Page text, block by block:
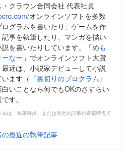
クラウン合同会社 代表社員
オンラインソフトを多数
グラムを書いたり、ゲームを作
記事を執筆したり、マンガを描い
説を書いたりしています。「めも
ーなー 」でオンラインソフト大賞
最近は、小説家デビューして小説
ます（ 『裏切りのプログラム』
白いことなら何でもOKのさすらい
す。
ルは、執筆時点、または直近の記事の寄稿時点で
の最近の執筆記事